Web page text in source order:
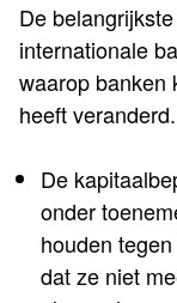
De
internationale
waarop banken
heeft veranderd.
De
onder
houden
dat ze niet